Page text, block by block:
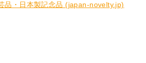
品・日本製記念品 (japan-novelty.jp)